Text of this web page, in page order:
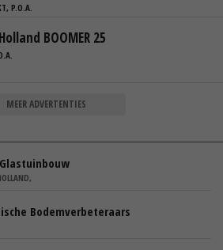
P.O.A.
BOOMER 25
MEER ADVERTENTIES
Bodemverbeteraars